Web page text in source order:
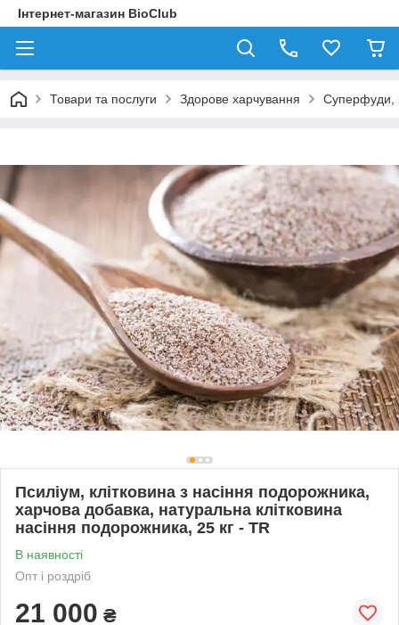
Інтернет-магазин BioClub
Товари та послуги Здорове харчування Суперфуди,
Псиліум, клітковина з насіння подорожника,
харчова добавка, натуральна клітковина
насіння подорожника, 25 кг - TR
В наявності
Опт і роздріб
21 000 ₴